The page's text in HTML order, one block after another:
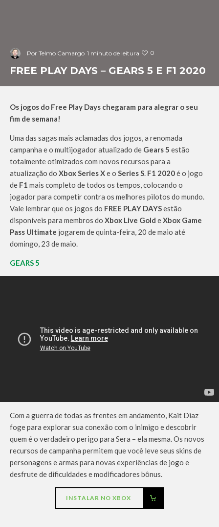
Por Telmo Camargo 1 minuto de leitura 0
FREE PLAY DAYS – GEARS 5 E F1 2020
Os jogos do Free Play Days chegaram para alegrar o seu
fim de semana!
Uma das sagas mais aclamadas dos jogos, a renomada
campanha e o multijogador atualizado de Gears 5 estão
totalmente otimizados com novos recursos para a
atualização do Xbox Series Xe o Series S. F1 2020é o jogo
de F1 mais completo de todos os tempos, colocando o
jogador para competir contra os melhores pilotos do mundo.
Vale lembrar que os jogos do FREE PLAY DAYSestão
disponíveis para membros do Xbox Live Gold eXbox Game
Pass Ultimate jogarem de quinta-feira, 20 de maio até
domingo, 23 de maio.
GEARS 5
Com a guerra de todas as frentes em andamento, Kait Diaz
foge para explorar sua conexão com o inimigo e descobrir
quem é o verdadeiro perigo para Sera – ela mesma. Os novos
recursos de campanha permitem que você leve seus skins de
personagens e armas para novas experiências de jogo e
desfrute de dificuldades e modificadores bônus.
INSTALAR NO XBOX